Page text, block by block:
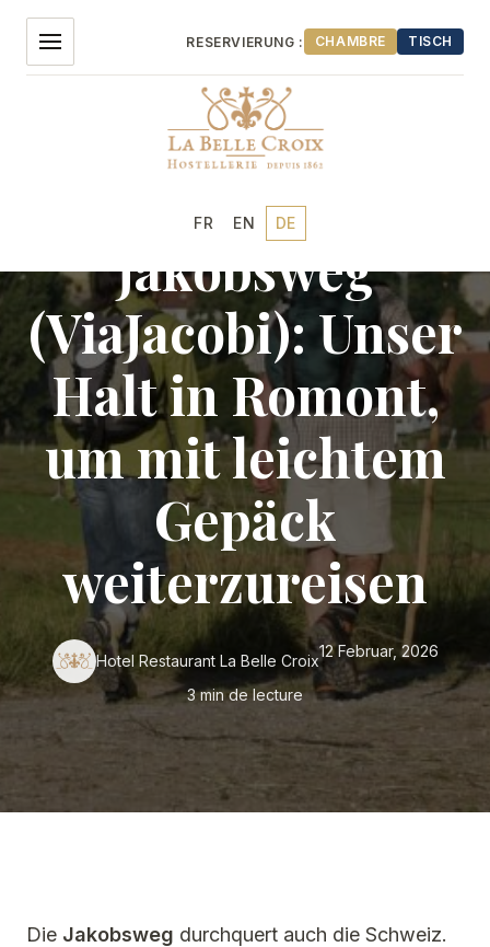
Alle
Inhalte
anzeigen
RESERVIERUNG : CHAMBRE TISCH
FR EN DE
UNSER HOTEL
UNSERE ZIMMER
RESTAURANT
VERANSTALTUNGEN
SEMINARE
ROMONT ENTDECKEN
ÜBER UNS
Entdeckungen
Jakobsweg
(ViaJacobi): Unser
Halt in Romont,
um mit leichtem
Gepäck
weiterzureisen
Hotel Restaurant La Belle Croix
12 Februar, 2026
3 min de lecture
Die Jakobsweg durchquert auch die Schweiz.